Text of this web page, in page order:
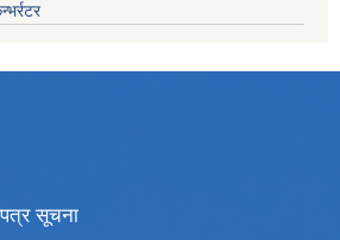
सूचना